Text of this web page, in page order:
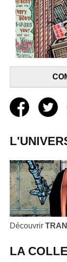
Découvrir
LA